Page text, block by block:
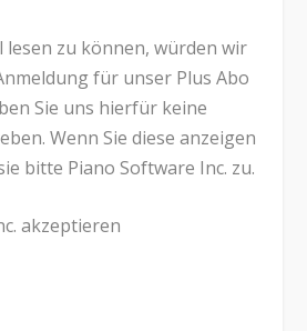
lesen zu können, würden wir
für unser Plus Abo
Sie uns hierfür keine
Wenn Sie diese anzeigen
bitte Piano Software Inc. zu.
akzeptieren